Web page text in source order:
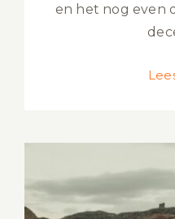
en het nog even